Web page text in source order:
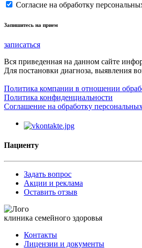
Согласие на обработку
Запишитесь на прием
записаться
Вся приведенная на данном сайте
Для постановки диагноза, выявления
Политика компании в отношении
Политика конфиденциальности
Соглашение на обработку
Пациенту
Задать вопрос
Акции и реклама
Оставить отзыв
клиника семейного здоровья
Контакты
Лицензии и документы